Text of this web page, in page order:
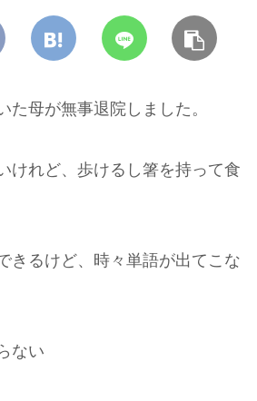
た母が無事退院しました。
けれど、歩けるし箸を持って食
きるけど、時々単語が出てこな
ない